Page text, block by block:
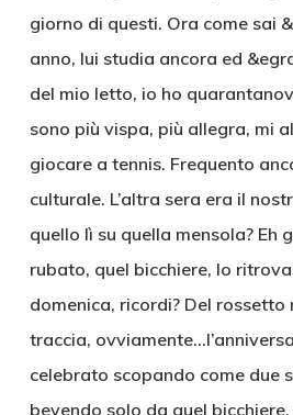
giorno di questi. Ora come sai
anno, lui studia ancora ed
del mio letto, io ho
sono più vispa, più allegra, mi
giocare a tennis. Frequento
culturale. L’altra sera era il
quello lì su quella mensola? Eh
rubato, quel bicchiere, lo
domenica, ricordi? Del rossetto
traccia,
celebrato scopando come due
bevendo solo da quel